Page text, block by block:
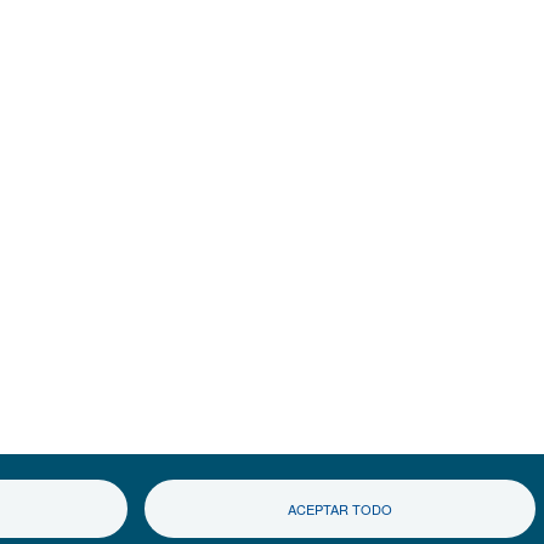
de privacidad | ©2017-2026 Inter-American Investment Corporation
ACEPTAR TODO